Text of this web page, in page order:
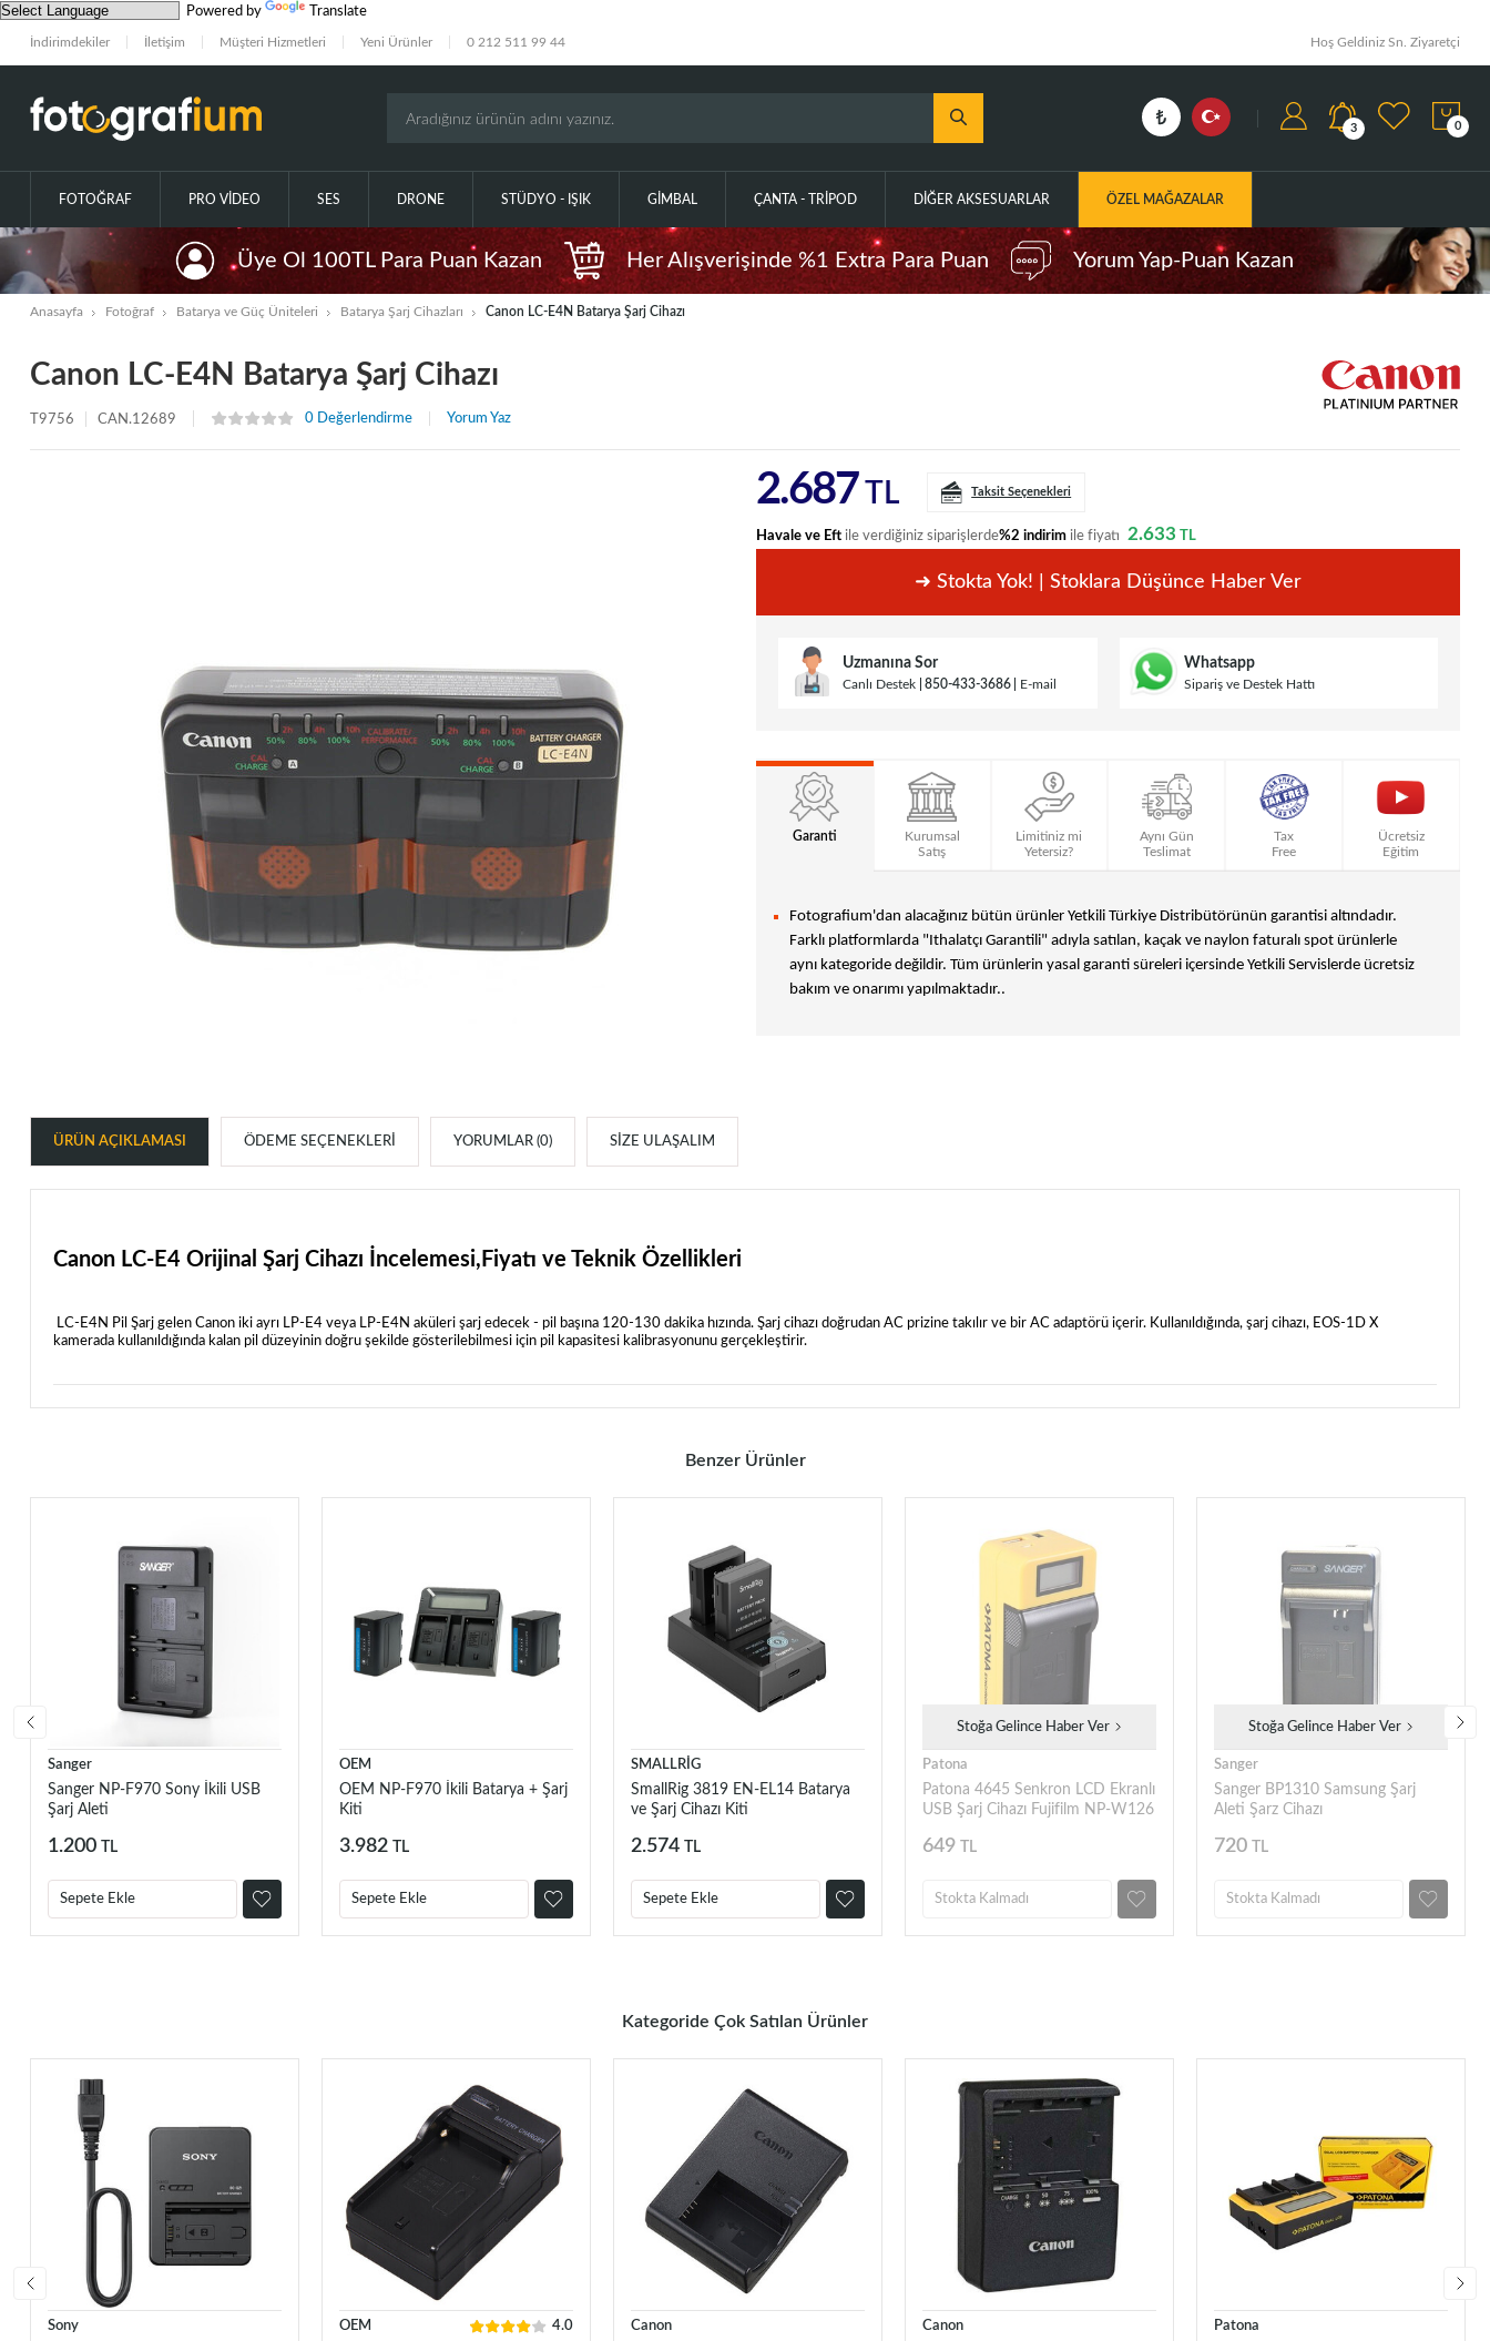
Powered by Translate
İndirimdekiler İletişim Müşteri Hizmetleri Yeni Ürünler 0 212 511 99 44 Hoş Geldiniz Sn. Ziyaretçi
3 0
FOTOĞRAF PRO VIDEO SES DRONE STÜDYO - IŞIK GIMBAL ÇANTA - TRIPOD DIĞER AKSESUARLAR ÖZEL MAĞAZALAR
Üye Ol 100TL Para Puan Kazan Her Alışverişinde %1 Extra Para Puan Yorum Yap-Puan Kazan
Anasayfa Fotoğraf Batarya ve Güç Üniteleri Batarya Şarj Cihazları Canon LC-E4N Batarya Şarj Cihazı
Canon LC-E4N Batarya Şarj Cihazı
T9756 CAN.12689 0 Değerlendirme Yorum Yaz
2.687 TL Taksit Seçenekleri
Havale ve Eft ile verdiğiniz siparişlerde%2 indirim ile fiyatı 2.633 TL
➜ Stokta Yok! | Stoklara Düşünce Haber Ver
Uzmanına Sor
Canlı Destek 850-433-3686 E-mail
Whatsapp
Sipariş ve Destek Hattı
Garanti
Kurumsal
Satış
Limitiniz mi
Yetersiz?
Aynı Gün
Teslimat
Tax
Free
Ücretsiz
Eğitim
Fotografium'dan alacağınız bütün ürünler Yetkili Türkiye Distribütörünün garantisi altındadır.
Farklı platformlarda "Ithalatçı Garantili" adıyla satılan, kaçak ve naylon faturalı spot ürünlerle
aynı kategoride değildir. Tüm ürünlerin yasal garanti süreleri içersinde Yetkili Servislerde ücretsiz
bakım ve onarımı yapılmaktadır..
ÜRÜN AÇIKLAMASI ÖDEME SEÇENEKLERI YORUMLAR (0) SIZE ULAŞALIM
Canon LC-E4 Orijinal Şarj Cihazı İncelemesi,Fiyatı ve Teknik Özellikleri
LC-E4N Pil Şarjgelen Canoniki ayrı LP-E4 veya LP-E4N aküleri şarj edecek - pil başına 120-130 dakika hızında. Şarj cihazı doğrudan AC prizine takılır ve bir AC adaptörü içerir. Kullanıldığında, şarj cihazı, EOS-1D X
kamerada kullanıldığında kalan pil düzeyinin doğru şekilde gösterilebilmesi için pil kapasitesi kalibrasyonunu gerçekleştirir.
Benzer Ürünler
Sanger
Sanger NP-F970 Sony İkili USB
Şarj Aleti
1.200 TL
Sepete Ekle
OEM
OEM NP-F970 İkili Batarya + Şarj
Kiti
3.982 TL
Sepete Ekle
SMALLRİG
SmallRig 3819 EN-EL14 Batarya
ve Şarj Cihazı Kiti
2.574 TL
Sepete Ekle
Stoğa Gelince Haber Ver
Patona
Patona 4645 Senkron LCD Ekranlı
USB Şarj Cihazı Fujifilm NP-W126
649 TL
Stokta Kalmadı
Stoğa Gelince Haber Ver
Sanger
Sanger BP1310 Samsung Şarj
Aleti Şarz Cihazı
720 TL
Stokta Kalmadı
Kategoride Çok Satılan Ürünler
Sony OEM 4.0 Canon Canon Patona